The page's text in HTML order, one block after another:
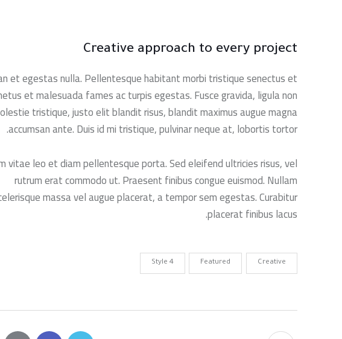
Creative approach to every project
et egestas nulla. Pellentesque habitant morbi tristique senectus et
et malesuada fames ac turpis egestas. Fusce gravida, ligula non
tristique, justo elit blandit risus, blandit maximus augue magna
accumsan ante. Duis id mi tristique, pulvinar neque at, lobortis tortor.
vitae leo et diam pellentesque porta. Sed eleifend ultricies risus, vel
rutrum erat commodo ut. Praesent finibus congue euismod. Nullam
massa vel augue placerat, a tempor sem egestas. Curabitur
placerat finibus lacus.
Creative
Featured
Style 4